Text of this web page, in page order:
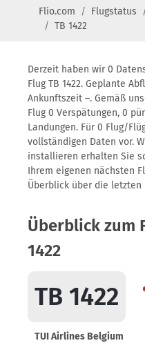
Flio.com Flugstatus
TB 1422
Derzeit haben wir 0
Flug TB 1422. Geplante
Ankunftszeit –. Gemäß
Flug 0 Verspätungen, 0
Landungen. Für 0 Flug/
vollständigen Daten vor.
installieren erhalten Sie
Ihrem eigenen nächsten
Überblick über die letzten
Überblick zum
1422
TB 1422
TUI Airlines Belgium